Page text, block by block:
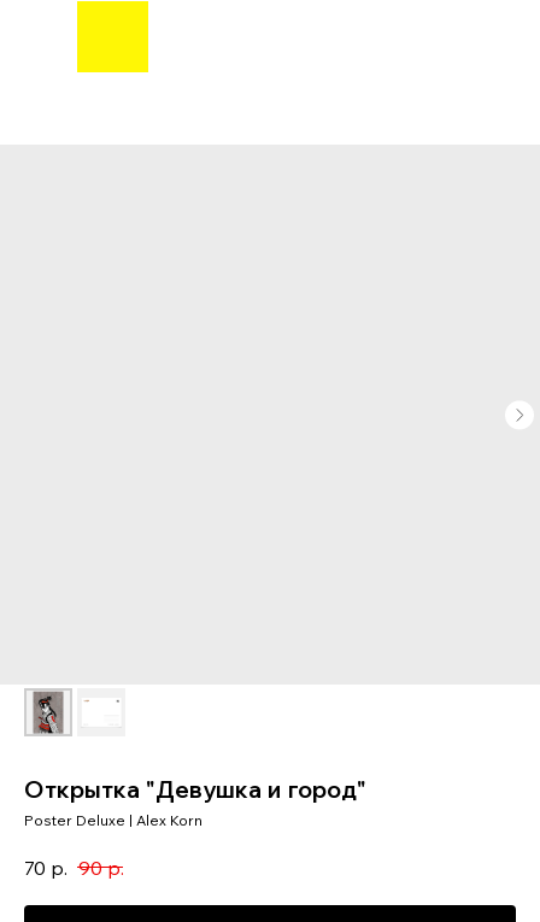
Открытка "Девушка и город"
Poster Deluxe | Alex Korn
70 р. 90 р.